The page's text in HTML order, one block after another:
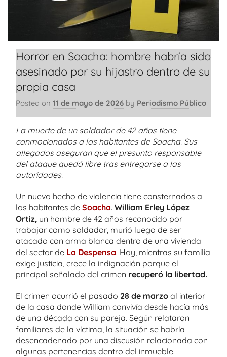
Horror en Soacha: hombre habría sido
asesinado por su hijastro dentro de su
propia casa
Posted on 11 de mayo de 2026 by Periodismo Público
La muerte de un soldador de 42 años tiene
conmocionados a los habitantes de Soacha. Sus
allegados aseguran que el presunto responsable
del ataque quedó libre tras entregarse a las
autoridades.
Un nuevo hecho de violencia tiene consternados a
los habitantes de Soacha. William Erley López
Ortiz, un hombre de 42 años reconocido por
trabajar como soldador, murió luego de ser
atacado con arma blanca dentro de una vivienda
del sector de La Despensa. Hoy, mientras su familia
exige justicia, crece la indignación porque el
principal señalado del crimen recuperó la libertad.
El crimen ocurrió el pasado 28 de marzo al interior
de la casa donde William convivía desde hacía más
de una década con su pareja. Según relataron
familiares de la víctima, la situación se habría
desencadenado por una discusión relacionada con
algunas pertenencias dentro del inmueble.